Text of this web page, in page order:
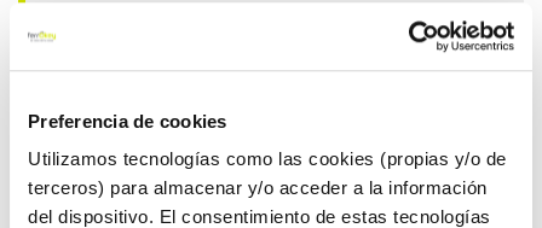
Preferencia de cookies
Utilizamos tecnologías como las cookies (propias y/o de
terceros) para almacenar y/o acceder a la información
del dispositivo. El consentimiento de estas tecnologías